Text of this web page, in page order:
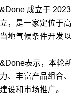
&Done 成立于
立，是一家定位于
当地气候条件开发
&Done表示，本轮
力、丰富产品组合
建设和市场推广。